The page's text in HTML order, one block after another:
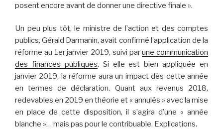
posent encore avant de donner une directive finale ».
Un peu plus tôt, le ministre de l’action et des comptes
publics, Gérald Darmanin, avait confirmé l’application de la
réforme au 1er janvier 2019, suivi parune communication
des finances publiques. Si elle est bien appliquée en
janvier 2019, la réforme aura un impact dès cette année
en termes de déclaration. Quant aux revenus 2018,
redevables en 2019 en théorie et « annulés » avec la mise
en place de cette disposition, il s’agira d’une « année
blanche »… mais pas pour le contribuable. Explications.